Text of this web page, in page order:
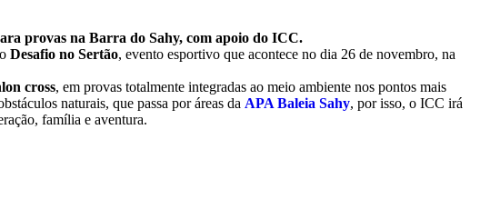
provas na Barra do Sahy, com apoio do ICC.
Desafio no Sertão, evento esportivo que acontece no dia 26 de novembro, na
cross, em provas totalmente integradas ao meio ambiente nos pontos mais
naturais, que passa por áreas da APA Baleia Sahy, por isso, o ICC irá
família e aventura.